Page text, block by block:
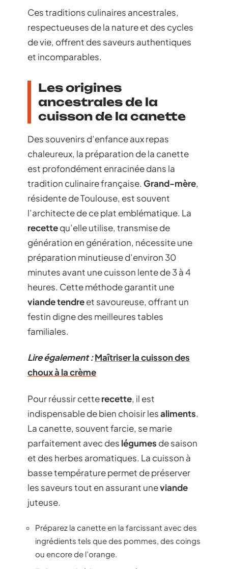
Ces traditions culinaires ancestrales,
respectueuses de la nature et des cycles
de vie, offrent des saveurs authentiques
et incomparables.
Les origines
ancestrales de la
cuisson de la canette
Des souvenirs d’enfance aux repas
chaleureux, la préparation de la canette
est profondément enracinée dans la
tradition culinaire française. Grand-mère,
résidente de Toulouse, est souvent
l’architecte de ce plat emblématique. La
recettequ’elle utilise, transmise de
génération en génération, nécessite une
préparation minutieuse d’environ 30
minutes avant une cuisson lente de 3 à 4
heures. Cette méthode garantit une
viande tendreet savoureuse, offrant un
festin digne des meilleures tables
familiales.
Lire également :Maîtriser la cuisson des
choux à la crème
Pour réussir cetterecette, il est
indispensable de bien choisir lesaliments.
La canette, souvent farcie, se marie
parfaitement avec des légumes de saison
et des herbes aromatiques. La cuisson à
basse température permet de préserver
les saveurs tout en assurant uneviande
juteuse.
Préparez la canette en la farcissant avec des
ingrédients tels que des pommes, des coings
ou encore de l’orange.